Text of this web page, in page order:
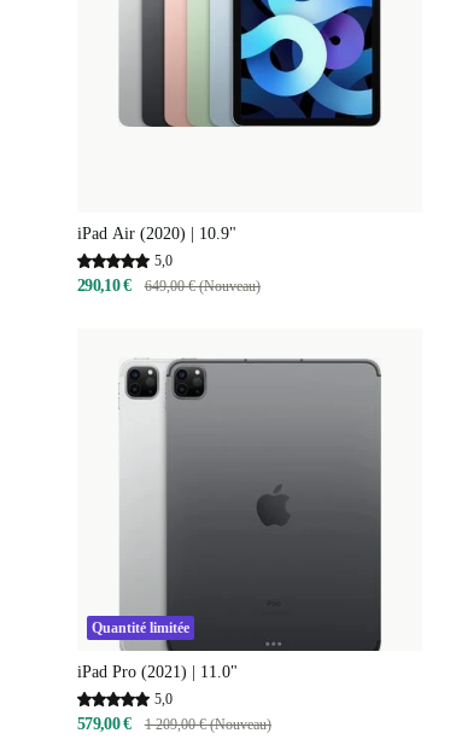
iPad Air (2020) | 10.9"
5,0
290,10 € 649,00 € (Nouveau)
Quantité limitée
iPad Pro (2021) | 11.0"
5,0
579,00 € 1 209,00 € (Nouveau)